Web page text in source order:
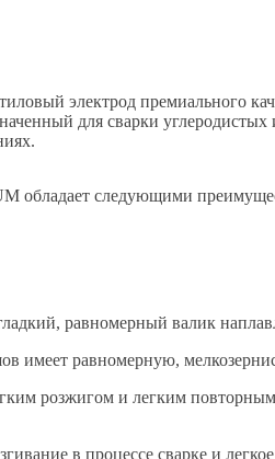
электрод премиального
для сварки
обладает следующими
равномерный валик
имеет равномерную,
розжигом и легким
в процессе сварке и